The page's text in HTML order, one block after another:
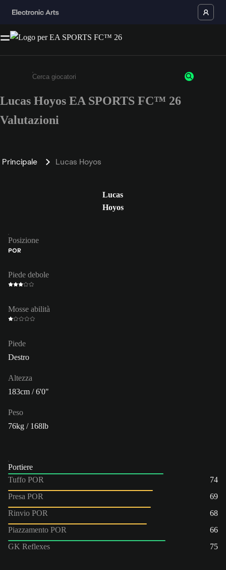
Inserisci un minimo di 3 caratteri o numeri.
Lucas Hoyos EA SPORTS FC™ 26
Valutazioni
Principale Lucas Hoyos
Lucas
Hoyos
Posizione
POR
Piede debole
Mosse abilità
Piede
Destro
Altezza
183cm / 6'0"
Peso
76kg / 168lb
Portiere
Tuffo POR
74
Presa POR
69
Rinvio POR
68
Piazzamento POR
66
GK Reflexes
75